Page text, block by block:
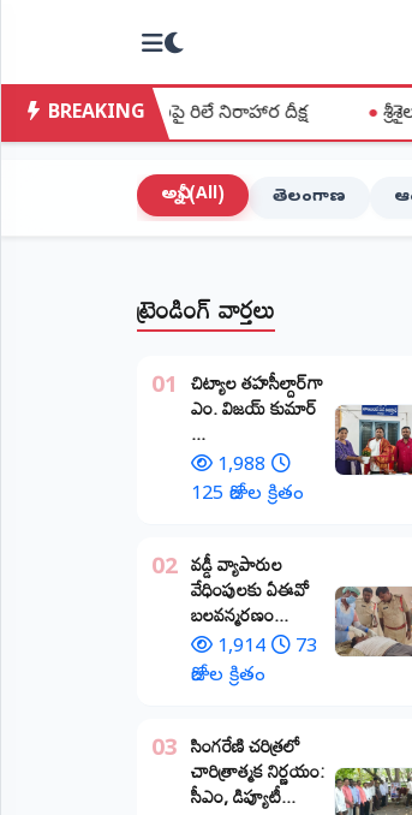
NTODAY×
హోమ్
BREAKING
రిలే నిరాహార దీక్ష ●శ్రీశైలం జలాశయానికి
అన్నీ (All) తెలంగాణ
ట్రెండింగ్ వార్తలు
01 ​చిట్యాల తహసీల్దార్‌గా
ఎం. విజయ్ కుమార్
...
1,988
125 రోజుల క్రితం
02 వడ్డీ వ్యాపారుల
వేధింపులకు ఏఈవో
బలవన్మరణం...
1,914
73
రోజుల క్రితం
03 ​సింగరేణి చరిత్రలో
చారిత్రాత్మక నిర్ణయం:
సీఎం, డిప్యూటీ...